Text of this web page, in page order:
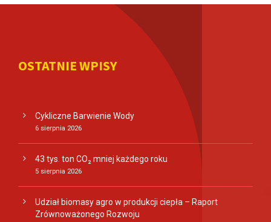
OSTATNIE WPISY
Cykliczne Barwienie Wody
6 sierpnia 2026
43 tys. ton CO₂ mniej każdego roku
5 sierpnia 2026
Udział biomasy agro w produkcji ciepła – Raport
Zrównoważonego Rozwoju